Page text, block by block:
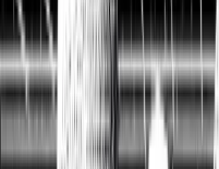
Data API entdecken